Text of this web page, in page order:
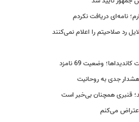
نامه‌ای دریافت نکردم
رد صلاحیتم را اعلام نمی‌کنند
وضعیت 69 نامزد
هشدار جدی به روحانیت
قنبری همچنان بی‌خبر است
اعتراض می‌کنم